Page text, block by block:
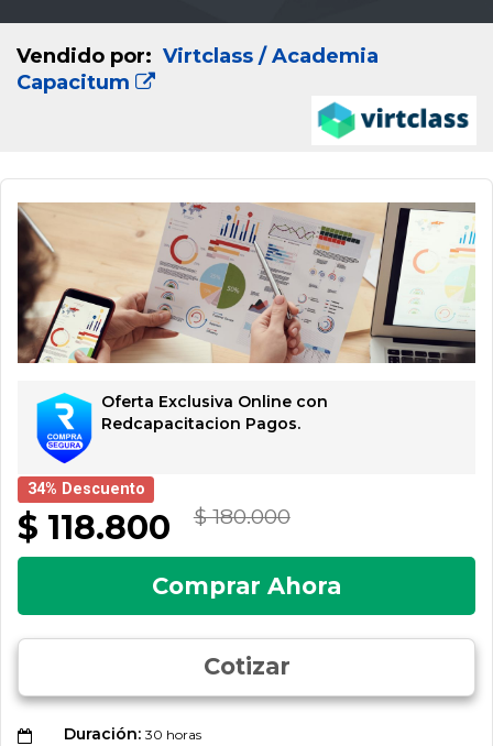
Vendido por: Virtclass / Academia
Capacitum
Oferta Exclusiva Online con
Redcapacitacion Pagos.
34% Descuento
$ 118.800 $ 180.000
Comprar Ahora
Cotizar
Duración: 30 horas